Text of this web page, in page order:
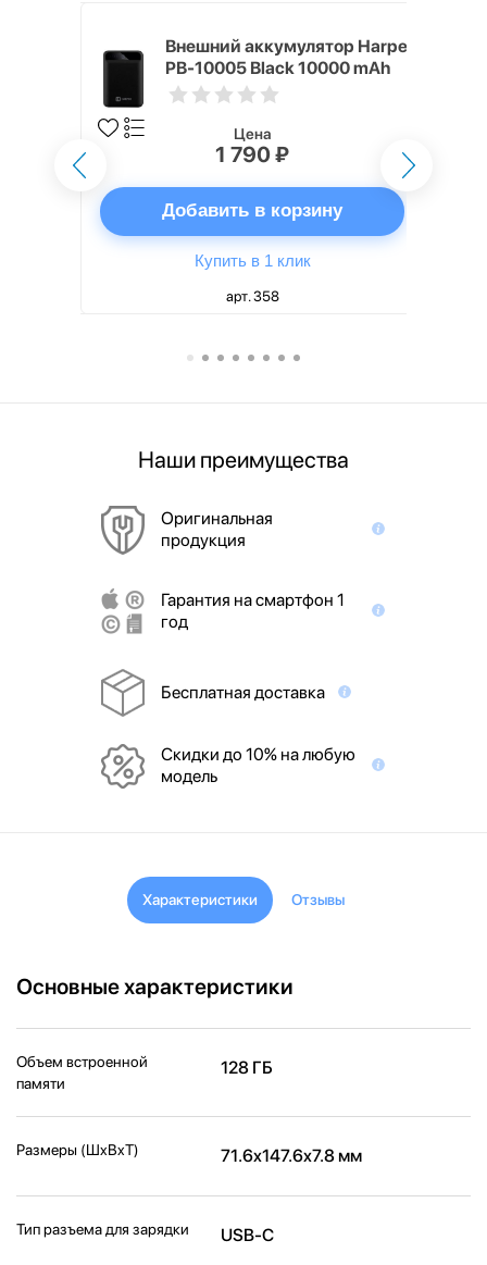
Внешний аккумулятор Harper
PB-10005 Black 10000 mAh
Цена
1 790 ₽
Добавить в корзину
Купить в 1 клик
арт. 358
Наши преимущества
Оригинальная
продукция
Гарантия на смартфон 1
год
Бесплатная доставка
Скидки до 10% на любую
модель
Характеристики Отзывы
Основные характеристики
Объем встроенной
памяти
128 ГБ
Размеры (ШxВxТ) 71.6x147.6x7.8 мм
Тип разъема для зарядки USB-C